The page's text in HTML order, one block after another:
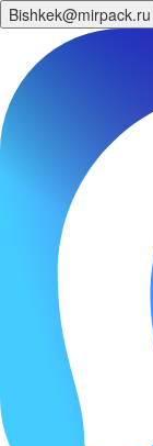
Bishkek@mirpack.ru